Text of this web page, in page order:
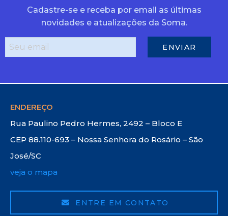
Cadastre-se e receba por email as últimas
novidades e atualizações da Soma.
ENDEREÇO
Rua Paulino Pedro Hermes, 2492 – Bloco E
CEP 88.110-693 – Nossa Senhora do Rosário – São
José/SC
veja o mapa
ENTRE EM CONTATO